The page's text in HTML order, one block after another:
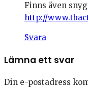
Finns även
http://
Svara
Lämna ett svar
Din e-postadress